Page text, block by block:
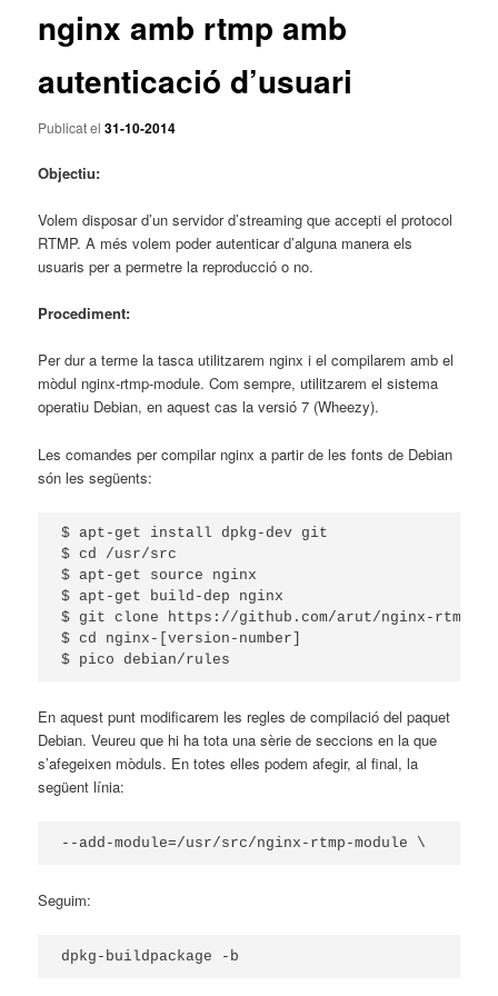
nginx amb rtmp amb
autenticació d’usuari
Publicat el31-10-2014
Objectiu:
Volem disposar d’un servidor d’streaming que accepti el protocol
RTMP. A més volem poder autenticar d’alguna manera els
usuaris per a permetre la reproducció o no.
Procediment:
Per dur a terme la tasca utilitzarem nginx i el compilarem amb el
mòdul nginx-rtmp-module. Com sempre, utilitzarem el sistema
operatiu Debian, en aquest cas la versió 7 (Wheezy).
Les comandes per compilar nginx a partir de les fonts de Debian
són les següents:
$ apt-get install dpkg-dev git
$ cd /usr/src
$ apt-get source nginx
$ apt-get build-dep nginx
$ git clone https://github.com/arut/nginx-rtmp-
$ cd nginx-[version-number]
En aquest punt modificarem les regles de compilació del paquet
Debian. Veureu que hi ha tota una sèrie de seccions en la que
s’afegeixen mòduls. En totes elles podem afegir, al final, la
següent línia:
--add-module=/usr/src/nginx-rtmp-module \
Seguim: